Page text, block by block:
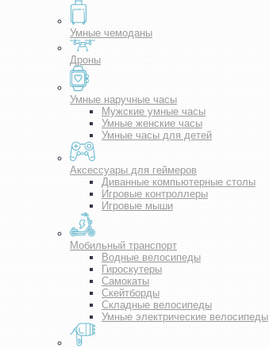
Умные чемоданы
Дроны
Умные наручные часы
Мужские умные часы
Умные женские часы
Умные часы для детей
Аксессуары для геймеров
Диванные компьютерные столы
Игровые контроллеры
Игровые мыши
Мобильный транспорт
Водные велосипеды
Гироскутеры
Самокаты
Скейтборды
Складные велосипеды
Умные электрические велосипеды